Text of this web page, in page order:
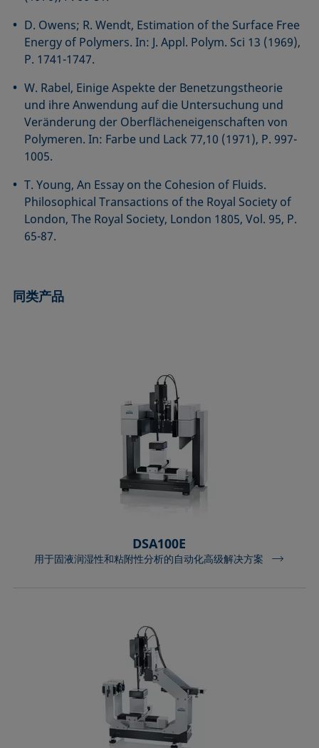
D. Owens; R. Wendt, Estimation of the Surface Free
Energy of Polymers. In: J. Appl. Polym. Sci 13 (1969),
P. 1741-1747.
W. Rabel, Einige Aspekte der Benetzungstheorie
und ihre Anwendung auf die Untersuchung und
Veränderung der Oberflächeneigenschaften von
Polymeren. In: Farbe und Lack 77,10 (1971), P. 997-
1005.
T. Young, An Essay on the Cohesion of Fluids.
Philosophical Transactions of the Royal Society of
London, The Royal Society, London 1805, Vol. 95, P.
65-87.
同类产品
DSA100E
用于固液润湿性和粘附性分析的自动化高级解决方案